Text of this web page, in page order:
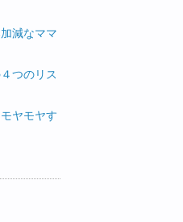
減なママ
つのリス
ヤモヤす